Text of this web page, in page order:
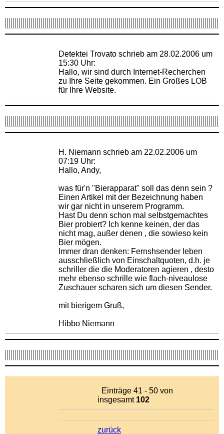
Detektei Trovato schrieb am 28.02.2006 um
15:30 Uhr:
Hallo, wir sind durch Internet-Recherchen
zu Ihre Seite gekommen. Ein Großes LOB
für Ihre Website.
H. Niemann schrieb am 22.02.2006 um
07:19 Uhr:
Hallo, Andy,
was für'n "Bierapparat" soll das denn sein ?
Einen Artikel mit der Bezeichnung haben
wir gar nicht in unserem Programm.
Hast Du denn schon mal selbstgemachtes
Bier probiert? Ich kenne keinen, der das
nicht mag, außer denen , die sowieso kein
Bier mögen.
Immer dran denken: Fernshsender leben
ausschließlich von Einschaltquoten, d.h. je
schriller die die Moderatoren agieren , desto
mehr ebenso schrille wie flach-niveaulose
Zuschauer scharen sich um diesen Sender.
mit bierigem Gruß,
Hibbo Niemann
Einträge 41 - 50 von
insgesamt 102
zurück